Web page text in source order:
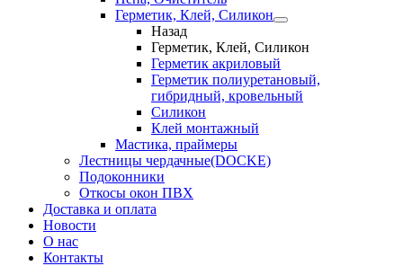
Герметик, Клей, Силикон
Назад
Герметик, Клей, Силикон
Герметик акриловый
Герметик полиуретановый,
гибридный, кровельный
Силикон
Клей монтажный
Мастика, праймеры
Лестницы чердачные(DOCKE)
Подоконники
Откосы окон ПВХ
Доставка и оплата
Новости
О нас
Контакты